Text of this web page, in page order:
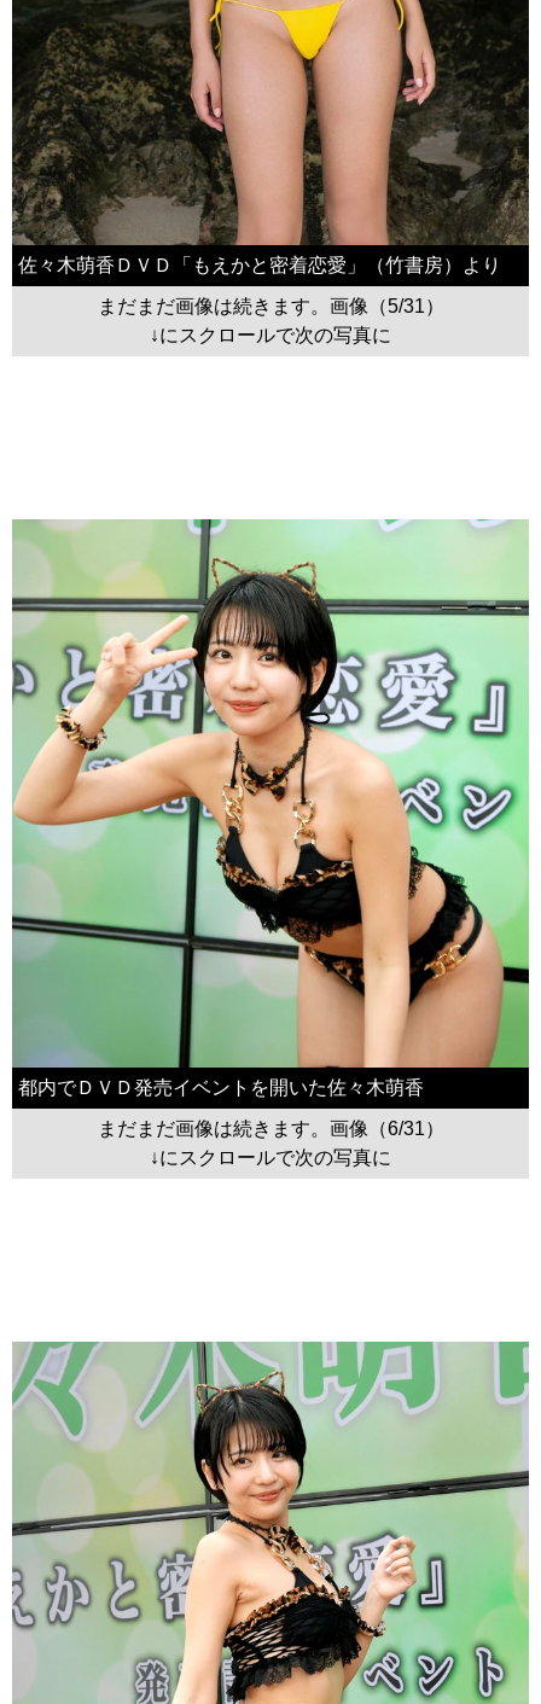
佐々木萌香ＤＶＤ「もえかと密着恋愛」（竹書房）より
まだまだ画像は続きます。画像（5/31）
↓にスクロールで次の写真に
都内でＤＶＤ発売イベントを開いた佐々木萌香
まだまだ画像は続きます。画像（6/31）
↓にスクロールで次の写真に